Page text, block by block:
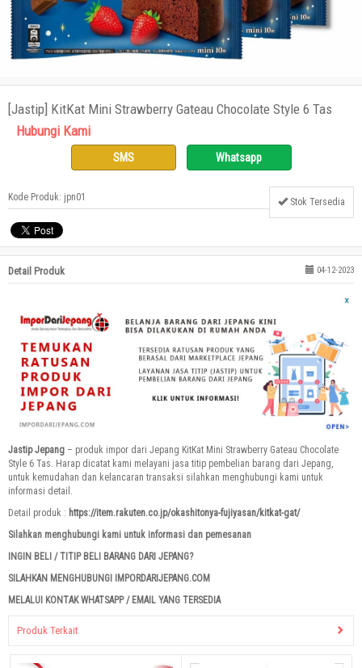
[Jastip] KitKat Mini Strawberry Gateau Chocolate Style 6 Tas
Hubungi Kami
SMS Whatsapp
Kode Produk: jpn01 Stok Tersedia
Detail Produk 04-12-2023
Jastip Jepang – produk impor dari Jepang KitKat Mini Strawberry Gateau Chocolate
Style 6 Tas. Harap dicatat kami melayani jasa titip pembelian barang dari Jepang,
untuk kemudahan dan kelancaran transaksi silahkan menghubungi kami untuk
informasi detail.
Detail produk : https://item.rakuten.co.jp/okashitonya-fujiyasan/kitkat-gat/
Silahkan menghubungi kami untuk informasi dan pemesanan
INGIN BELI / TITIP BELI BARANG DARI JEPANG?
SILAHKAN MENGHUBUNGI IMPORDARIJEPANG.COM
MELALUI KONTAK WHATSAPP / EMAIL YANG TERSEDIA
Produk Terkait